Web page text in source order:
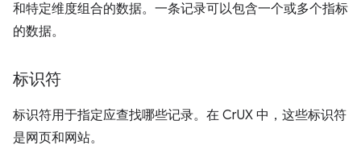
和特定维度组合的数据。一条记录可以包含一个或多个指标
的数据。
标识符
标识符用于指定应查找哪些记录。在 CrUX 中，这些标识符
是网页和网站。